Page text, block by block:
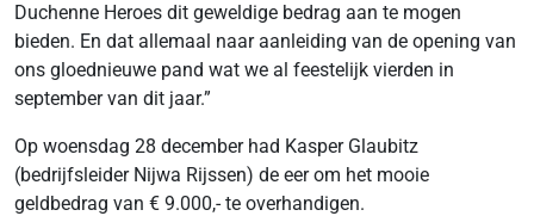
Duchenne Heroes dit geweldige bedrag aan te mogen
bieden. En dat allemaal naar aanleiding van de opening van
ons gloednieuwe pand wat we al feestelijk vierden in
september van dit jaar.”
Op woensdag 28 december had Kasper Glaubitz
(bedrijfsleider Nijwa Rijssen) de eer om het mooie
geldbedrag van € 9.000,- te overhandigen.